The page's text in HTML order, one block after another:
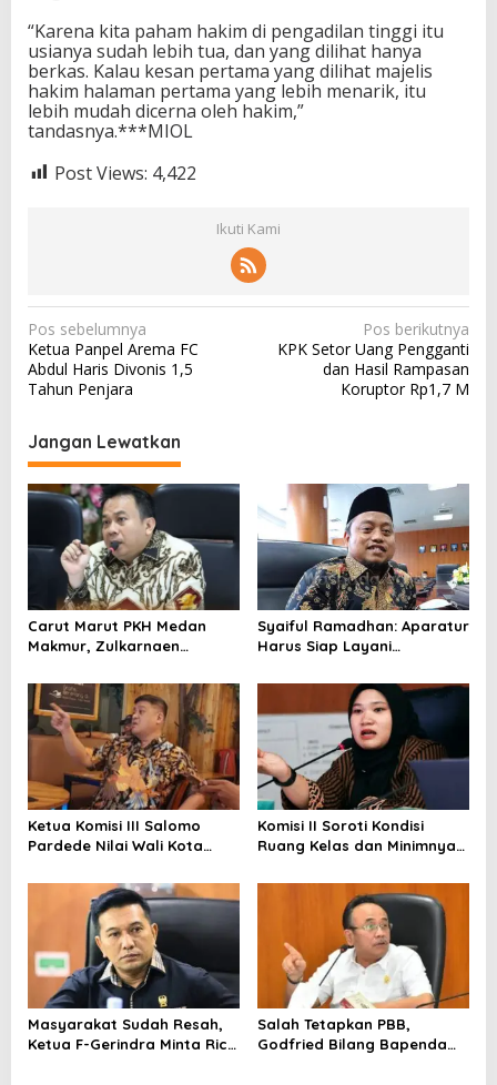
“Karena kita paham hakim di pengadilan tinggi itu
usianya sudah lebih tua, dan yang dilihat hanya
berkas. Kalau kesan pertama yang dilihat majelis
hakim halaman pertama yang lebih menarik, itu
lebih mudah dicerna oleh hakim,”
tandasnya.***MIOL
Post Views: 4,422
Ikuti Kami
N
a
v
g
a
i
o
s
Pos sebelumnya
Ketua Panpel Arema FC
Abdul Haris Divonis 1,5
Tahun Penjara
Pos berikutnya
KPK Setor Uang Pengganti
dan Hasil Rampasan
Koruptor Rp1,7 M
Jangan Lewatkan
Carut Marut PKH Medan
Makmur, Zulkarnaen
Pemko Salurkan Bansos
Syaiful Ramadhan: Aparatur
Harus Siap Layani
Senang
Ketua Komisi III Salomo
Pardede Nilai Wali Kota
Pembangunan Merugi
Setiap Tahun
Komisi II Soroti Kondisi
Ruang Kelas dan Minimnya
SMPN 39 Medan
Masyarakat Sudah Resah,
Ketua F-Gerindra Minta Rico
Salah Tetapkan PBB,
Godfried Bilang Bapenda